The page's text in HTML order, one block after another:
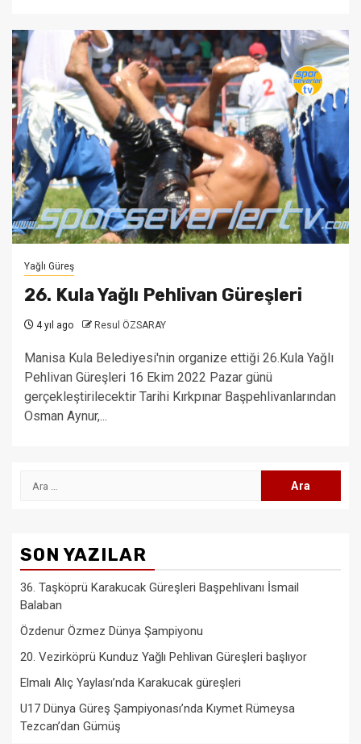
Yağlı Güreş
26. Kula Yağlı Pehlivan Güreşleri
4 yıl ago Resul ÖZSARAY
Manisa Kula Belediyesi'nin organize ettiği 26.Kula Yağlı
Pehlivan Güreşleri 16 Ekim 2022 Pazar günü
gerçekleştirilecektir Tarihi Kırkpınar Başpehlivanlarından
Osman Aynur,...
Arama:
SON YAZILAR
36. Taşköprü Karakucak Güreşleri Başpehlivanı İsmail
Balaban
Özdenur Özmez Dünya Şampiyonu
20. Vezirköprü Kunduz Yağlı Pehlivan Güreşleri başlıyor
Elmalı Alıç Yaylası’nda Karakucak güreşleri
U17 Dünya Güreş Şampiyonası’nda Kıymet Rümeysa
Tezcan’dan Gümüş